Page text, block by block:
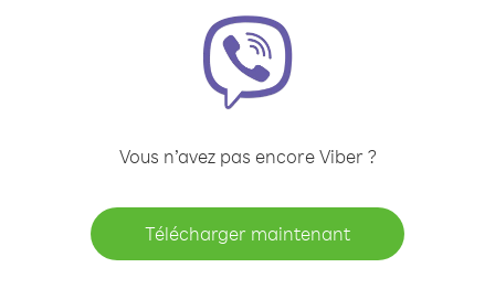
Vous n’avez pas encore Viber ?
Télécharger maintenant